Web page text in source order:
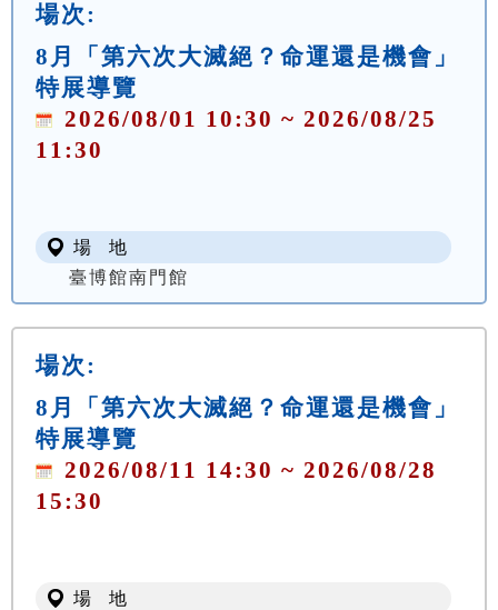
場次:
8月「第六次大滅絕？命運還是機會」
特展導覽
2026/08/01 10:30 ~ 2026/08/25
11:30
場 地
臺博館南門館
場次:
8月「第六次大滅絕？命運還是機會」
特展導覽
2026/08/11 14:30 ~ 2026/08/28
15:30
場 地